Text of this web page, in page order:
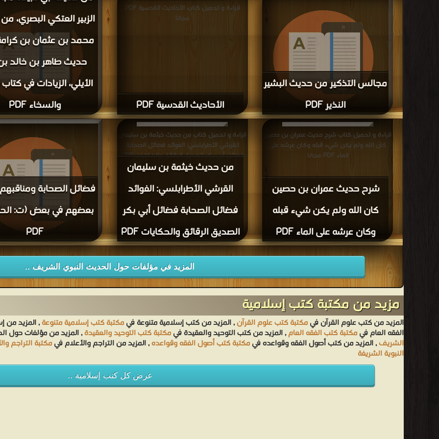
الزبير العتكي البصري،
محمد بن عثمان بن
حديث طاهر بن خالد بن
الأيلي، الزيادات في
والسخاء PDF
قراءة و تحميل كتاب من حديث أبي
بن الزبير العتكي البصري، من حديث
عثمان بن كرامة ومن حديث طاهر بن
مجانا
الأحاديث القدسية PDF
قراءة و تحميل كتاب الأحاديث القدسية PDF
مجانا
مجالس التذكير من حديث البشير
النذير PDF
قراءة و تحميل كتاب مجالس التذكير من حديث
البشير النذير PDF مجانا
فضائل الصحابة
بعضهم في بعض (ت:
PDF
قراءة و تحميل كتاب فضائل الصحابة
وقول بعضهم في بعض (ت: الحلواني) PDF مجانا
من حديث خيثمة بن سليمان
القرشي الأطرابلسي: الفوائد
فضائل الصحابة فضائل أبي بكر
الصديق الرقائق والحكايات PDF
قراءة و تحميل كتاب من حديث خيثمة بن سليمان
القرشي الأطرابلسي: الفوائد فضائل الصحابة
فضائل أبي بكر الصديق الرقائق والحكايات PDF
مجانا
شرح حديث عمران بن حصين
كان الله ولم يكن شيء قبله
وكان عرشه على الماء PDF
قراءة و تحميل كتاب شرح حديث عمران بن حصين
كان الله ولم يكن شيء قبله وكان عرشه على
الماء PDF مجانا
المزيد في مؤلفات حول الحديث النبوي الشريف ..
مزيد من مكتبة كتب إسلامية
المزيد من كتب علوم القرآن فيمكتبة كتب علوم القرآن, المزيد من كتب إسلامية متنوعة فيمكتبة كتب إسلامية متنوعة, المزيد من
الفقه العام فيمكتبة كتب الفقه العام, المزيد من كتب التوحيد والعقيدة فيمكتبة كتب التوحيد والعقيدة, المزيد من مؤلفات حول
الشريف, المزيد من كتب أصول الفقه وقواعده فيمكتبة كتب أصول الفقه وقواعده, المزيد من التراجم والأعلام فيمكتبة التراجم
النبوية الشريفة
عرض كل كتب إسلامية ..